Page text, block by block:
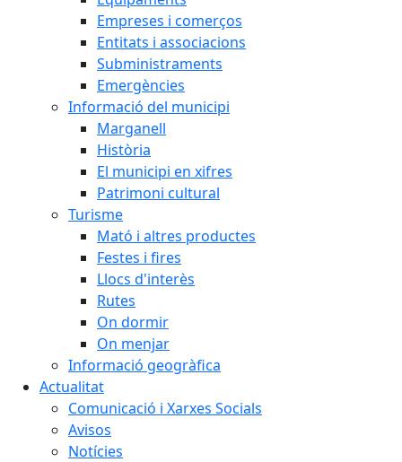
Empreses i comerços
Entitats i associacions
Subministraments
Emergències
Informació del municipi
Marganell
Història
El municipi en xifres
Patrimoni cultural
Turisme
Mató i altres productes
Festes i fires
Llocs d'interès
Rutes
On dormir
On menjar
Informació geogràfica
Actualitat
Comunicació i Xarxes Socials
Avisos
Notícies